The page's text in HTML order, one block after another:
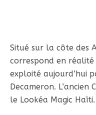
Situé sur la côte des
correspond en réalité
exploité aujourd’hui
Decameron. L’ancien
le Lookéa Magic Haïti.